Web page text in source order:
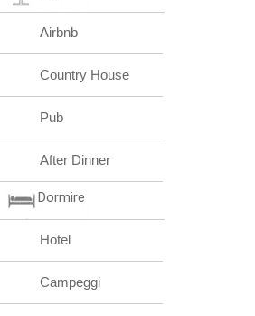
Airbnb
Country House
Pub
After Dinner
Dormire
Hotel
Campeggi